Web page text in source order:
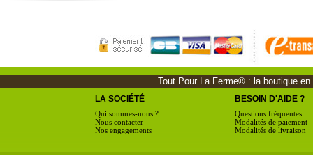
Tout Pour La Ferme® : la boutique
LA SOCIÉTÉ
Qui sommes-nous ?
Nous contacter
Nos engagements
BESOIN D'AIDE ?
Questions fréquentes
Modalités de paiement
Modalités de livraison